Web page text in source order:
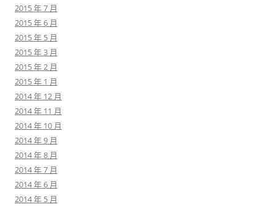
2015 年 7 月
2015 年 6 月
2015 年 5 月
2015 年 3 月
2015 年 2 月
2015 年 1 月
2014 年 12 月
2014 年 11 月
2014 年 10 月
2014 年 9 月
2014 年 8 月
2014 年 7 月
2014 年 6 月
2014 年 5 月